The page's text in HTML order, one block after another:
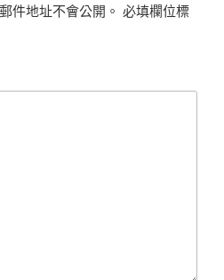
件地址不會公開。 必填欄位標